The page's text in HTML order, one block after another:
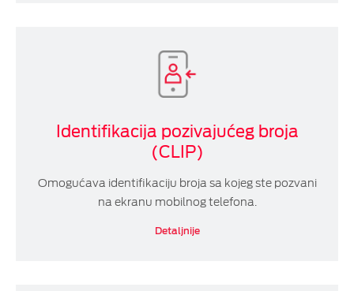
Identifikacija pozivajućeg broja
(CLIP)
Omogućava identifikaciju broja sa kojeg ste pozvani
na ekranu mobilnog telefona.
Detaljnije